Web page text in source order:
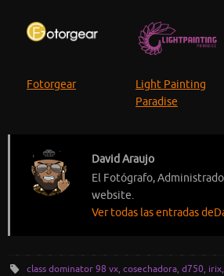
Fotorgear
Light Painting
Paradise
David Araujo
El Fotógrafo,
website.
Ver todas las entradas
class dominator 98 vx, cosechadora, d750, irix,